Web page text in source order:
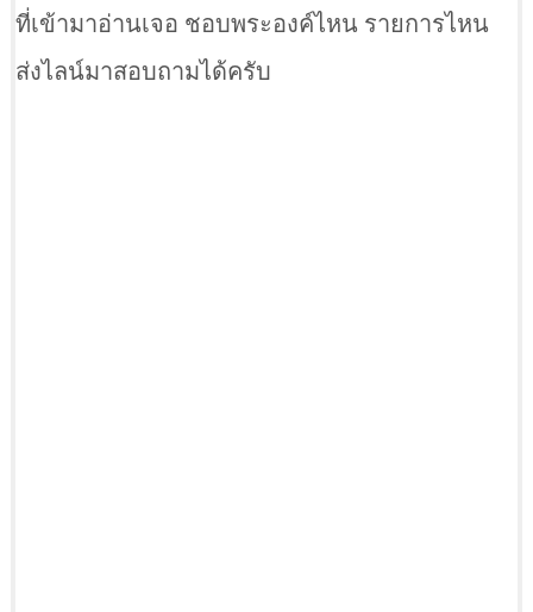
ที่เข้ามาอ่านเจอ ชอบพระองค์ไหน รายการไหน
ส่งไลน์มาสอบถามได้ครับ